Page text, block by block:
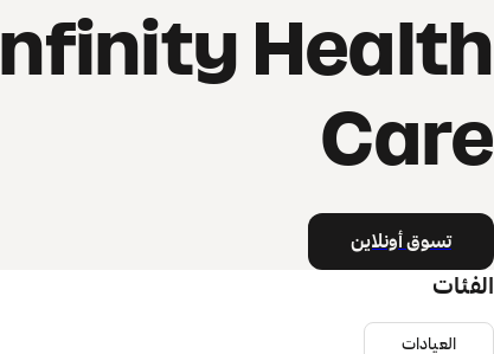
Infinity Health
Care
تسوق أونلاين
الفئات
العيادات